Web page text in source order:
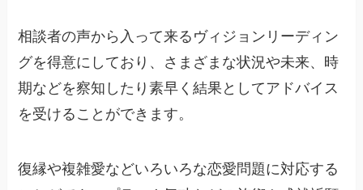
相談者の声から入って来るヴィジョンリーディン
グを得意にしており、さまざまな状況や未来、時
期などを察知したり素早く結果としてアドバイス
を受けることができます。
復縁や複雑愛などいろいろな恋愛問題に対応する